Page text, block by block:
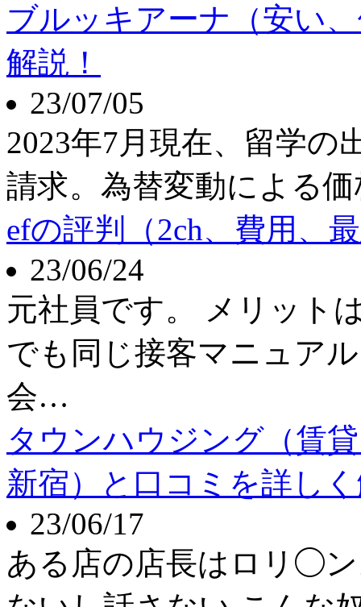
ブルッキアーナ（安い
解説！
23/07/05
2023年7月現在、留学の
請求。為替変動による
efの評判（2ch、費用、
23/06/24
元社員です。 メリット
でも同じ接客マニュア
会…
タウンハウジング（賃
新宿）と口コミを詳し
23/06/17
ある店の店長はロリ◯